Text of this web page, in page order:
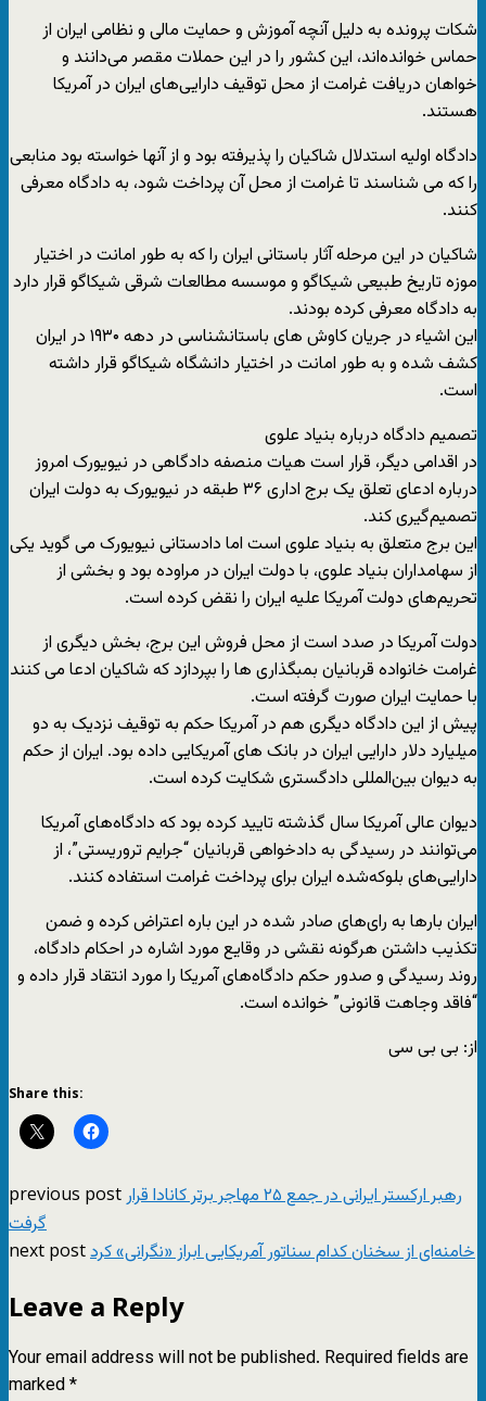
شکات پرونده به دلیل آنچه آموزش و حمایت مالی و نظامی ایران از
حماس خوانده‌اند، این کشور را در این حملات مقصر می‌دانند و
خواهان دریافت غرامت از محل توقیف دارایی‌های ایران در آمریکا
هستند.
دادگاه اولیه استدلال شاکیان را پذیرفته بود و از آنها خواسته بود منابعی
را که می شناسند تا غرامت از محل آن پرداخت شود، به دادگاه معرفی
کنند.
شاکیان در این مرحله آثار باستانی ایران را که به طور امانت در اختیار
موزه تاریخ طبیعی شیکاگو و موسسه مطالعات شرقی شیکاگو قرار دارد
به دادگاه معرفی کرده بودند.
این اشیاء در جریان کاوش های باستانشناسی در دهه ۱۹۳۰ در ایران
کشف شده و به طور امانت در اختیار دانشگاه شیکاگو قرار داشته
است.
تصمیم دادگاه درباره بنیاد علوی
در اقدامی دیگر، قرار است هیات منصفه دادگاهی در نیویورک امروز
درباره ادعای تعلق یک برج اداری ۳۶ طبقه در نیویورک به دولت ایران
تصمیم‌گیری کند.
این برج متعلق به بنیاد علوی است اما دادستانی نیویورک می گوید یکی
از سهامداران بنیاد علوی، با دولت ایران در مراوده بود و بخشی از
تحریم‌های دولت آمریکا علیه ایران را نقض کرده است.
دولت آمریکا در صدد است از محل فروش این برج، بخش دیگری از
غرامت خانواده قربانیان بمبگذاری ها را بپردازد که شاکیان ادعا می کنند
با حمایت ایران صورت گرفته است.
پیش از این دادگاه دیگری هم در آمریکا حکم به توقیف نزدیک به دو
میلیارد دلار دارایی ایران در بانک های آمریکایی داده بود. ایران از حکم
به دیوان بین‌المللی دادگستری شکایت کرده است.
دیوان عالی آمریکا سال گذشته تایید کرده بود که دادگاه‌های آمریکا
می‌توانند در رسیدگی به دادخواهی قربانیان “جرایم تروریستی”، از
دارایی‌‌های بلوکه‌شده ایران برای پرداخت غرامت استفاده کنند.
ایران بارها به رای‌های صادر شده در این باره اعتراض کرده و ضمن
تکذیب داشتن هرگونه نقشی در وقایع مورد اشاره در احکام دادگاه،
روند رسیدگی و صدور حکم دادگاه‌های آمریکا را مورد انتقاد قرار داده و
“فاقد وجاهت قانونی” خوانده است.
از: بی بی سی
Share this:
previous post رهبر ارکستر ایرانی در جمع ۲۵ مهاجر برتر کانادا قرار
گرفت
next postخامنه‌ای از سخنان کدام سناتور آمریکایی ابراز «نگرانی» کرد
Leave a Reply
Your email address will not be published. Required fields are
marked*